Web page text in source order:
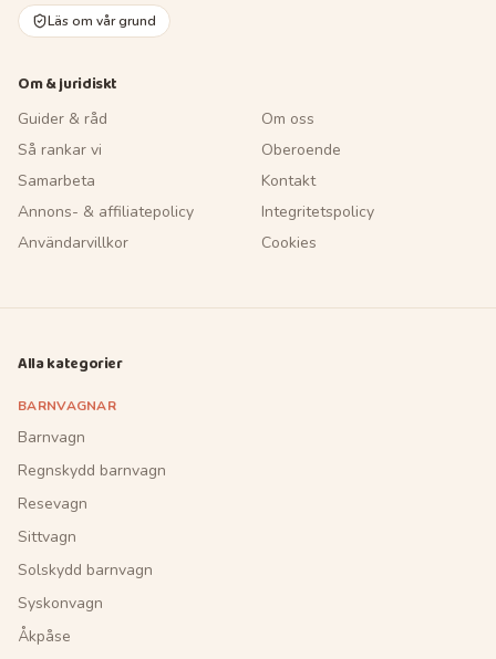
Läs om vår grund
Om & juridiskt
Guider & råd
Om oss
Så rankar vi
Oberoende
Samarbeta
Kontakt
Annons- & affiliatepolicy
Integritetspolicy
Användarvillkor
Cookies
Alla kategorier
BARNVAGNAR
Barnvagn
Regnskydd barnvagn
Resevagn
Sittvagn
Solskydd barnvagn
Syskonvagn
Åkpåse